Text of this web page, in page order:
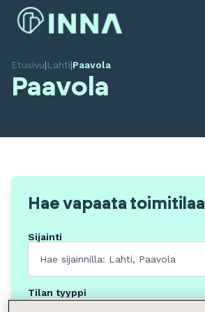
Etusivu|Lahti|Paavola
Paavola
Hae vapaata toimitilaa
Sijainti
Tilan tyyppi